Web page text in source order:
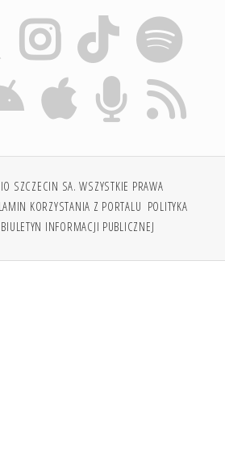
SZCZECIN SA. WSZYSTKIE PRAWA
KORZYSTANIA Z PORTALU POLITYKA
BIULETYN INFORMACJI PUBLICZNEJ